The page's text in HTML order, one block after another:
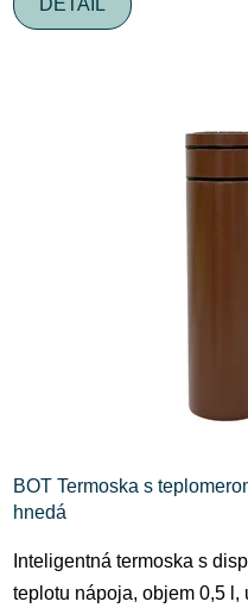
BOT Termoska s
hnedá
Inteligentná termoska s
teplotu nápoja, objem 0,5 l,